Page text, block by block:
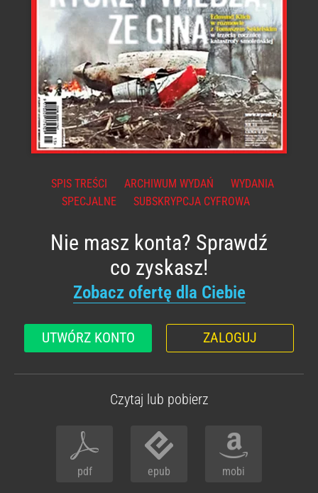
SPIS TREŚCI ARCHIWUM WYDAŃ
WYDANIA
SPECJALNE
SUBSKRYPCJA CYFROWA
Nie masz konta? Sprawdź
co zyskasz!
Zobacz ofertę dla Ciebie
UTWÓRZ KONTO ZALOGUJ
Czytaj lub pobierz
pdf epub mobi